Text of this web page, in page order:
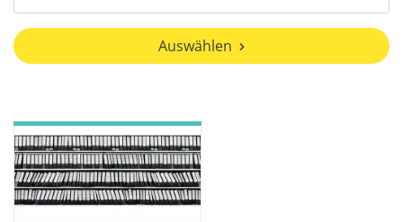
Auswählen